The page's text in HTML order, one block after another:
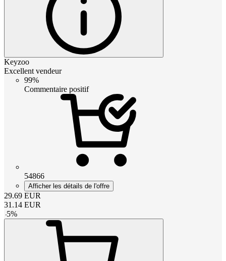
Keyzoo
Excellent vendeur
99%
Commentaire positif
54866
Afficher les détails de l'offre
29.69 EUR
31.14 EUR
-5%